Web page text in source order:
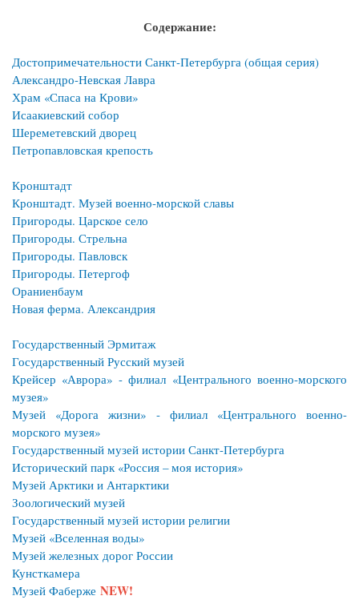
Содержание:
Достопримечательности Санкт-Петербурга (общая серия)
Александро-Невская Лавра
Храм «Спаса на Крови»
Исаакиевский собор
Шереметевский дворец
Петропавловская крепость
Кронштадт
Кронштадт. Музей военно-морской славы
Пригороды. Царское село
Пригороды. Стрельна
Пригороды. Павловск
Пригороды. Петергоф
Ораниенбаум
Новая ферма. Александрия
Государственный Эрмитаж
Государственный Русский музей
Крейсер «Аврора» - филиал «Центрального военно-морского
музея»
Музей «Дорога жизни» - филиал «Центрального военно-
морского музея»
Государственный музей истории Санкт-Петербурга
Исторический парк «Россия – моя история»
Музей Арктики и Антарктики
Зоологический музей
Государственный музей истории религии
Музей «Вселенная воды»
Музей железных дорог России
Кунсткамера
Музей Фаберже NEW!